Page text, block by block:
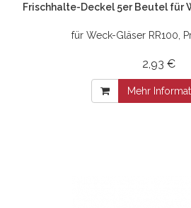
Frischhalte-Deckel 5er Beutel für
für Weck-Gläser RR100,
2,93 €
Mehr